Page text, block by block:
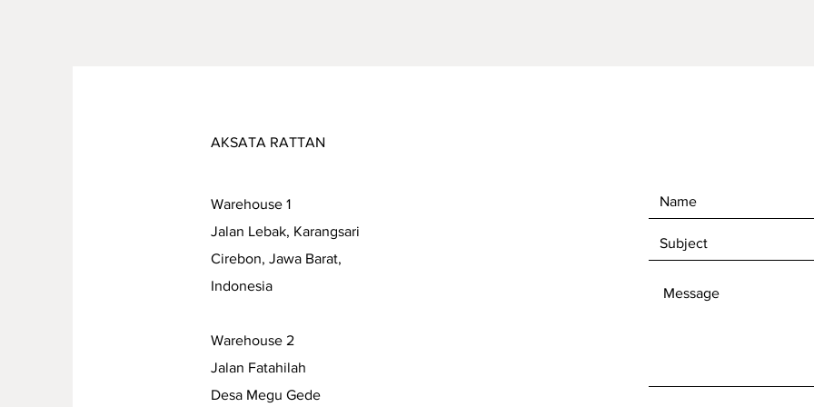
AKSATA RATTAN
Warehouse 1
Jalan Lebak, Karangsari
Cirebon, Jawa Barat,
Indonesia
Warehouse 2
Jalan Fatahilah
Desa Megu Gede